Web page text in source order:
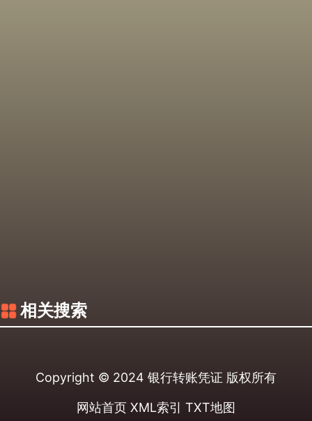
相关搜索
Copyright © 2024 银行转账凭证 版权所有
网站首页 XML索引 TXT地图